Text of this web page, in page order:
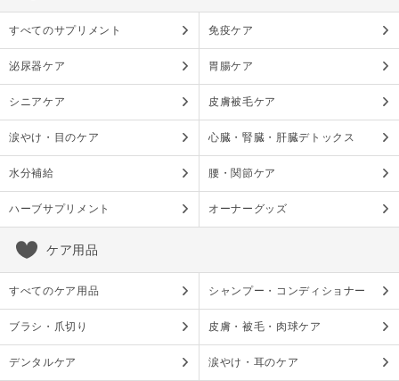
すべてのサプリメント 免疫ケア
泌尿器ケア 胃腸ケア
シニアケア 皮膚被毛ケア
涙やけ・目のケア 心臓・腎臓・肝臓デトックス
水分補給 腰・関節ケア
ハーブサプリメント オーナーグッズ
ケア用品
すべてのケア用品 シャンプー・コンディショナー
ブラシ・爪切り 皮膚・被毛・肉球ケア
デンタルケア 涙やけ・耳のケア